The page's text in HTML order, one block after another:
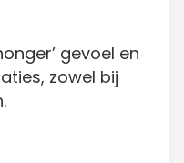
gevoel en
zowel bij